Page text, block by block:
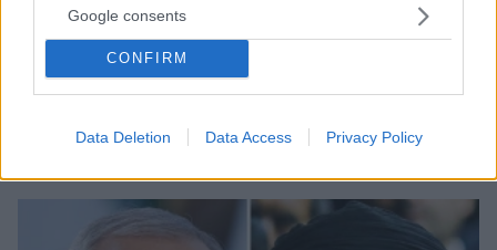
Google consents
CONFIRM
Data Deletion Data Access Privacy Policy
Η απουσία μέσα στη νύχτα και η λεπτομέρεια στα
μηνύματα: Πώς η σύζυγος του Αφγανού ξεκίνησε
Βρετανίδας στην Κυψέλη
06.08.2026, 15:36